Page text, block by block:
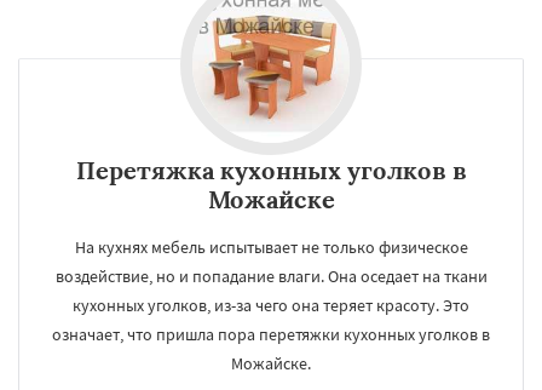
Перетяжка кухонных уголков в
Можайске
На кухнях мебель испытывает не только физическое
воздействие, но и попадание влаги. Она оседает на ткани
кухонных уголков, из-за чего она теряет красоту. Это
означает, что пришла пора перетяжки кухонных уголков в
Можайске.